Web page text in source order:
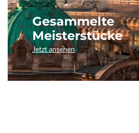
Gesammelte
Meisterstücke
Jetzt ansehen